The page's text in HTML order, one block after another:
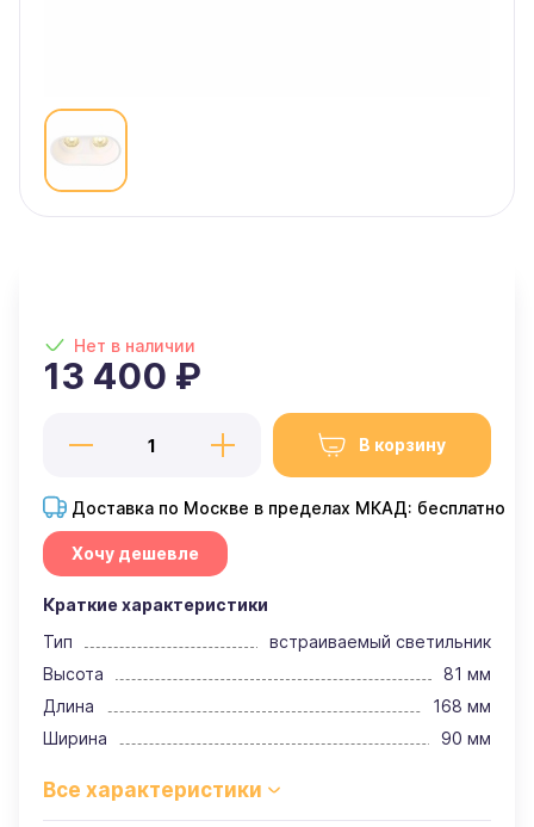
Нет в наличии
13 400 ₽
В корзину
Доставка по Москве в пределах МКАД: бесплатно
Хочу дешевле
Краткие характеристики
Тип
встраиваемый светильник
Высота
81 мм
Длина
168 мм
Ширина
90 мм